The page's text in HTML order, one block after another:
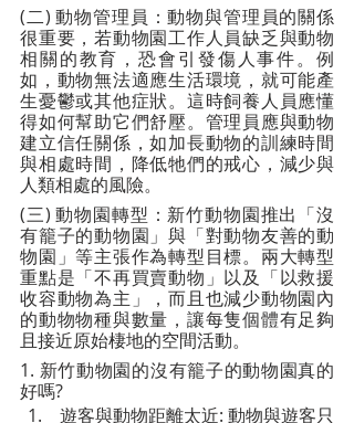
(二) 動物管理員：動物與管理員的關係
很重要，若動物園工作人員缺乏與動物
相關的教育，恐會引發傷人事件。例
如，動物無法適應生活環境，就可能產
生憂鬱或其他症狀。這時飼養人員應懂
得如何幫助它們舒壓。管理員應與動物
建立信任關係，如加長動物的訓練時間
與相處時間，降低牠們的戒心，減少與
人類相處的風險。
(三) 動物園轉型：新竹動物園推出「沒
有籠子的動物園」與「對動物友善的動
物園」等主張作為轉型目標。兩大轉型
重點是「不再買賣動物」以及「以救援
收容動物為主」，而且也減少動物園內
的動物物種與數量，讓每隻個體有足夠
且接近原始棲地的空間活動。
1. 新竹動物園的沒有籠子的動物園真的
好嗎?